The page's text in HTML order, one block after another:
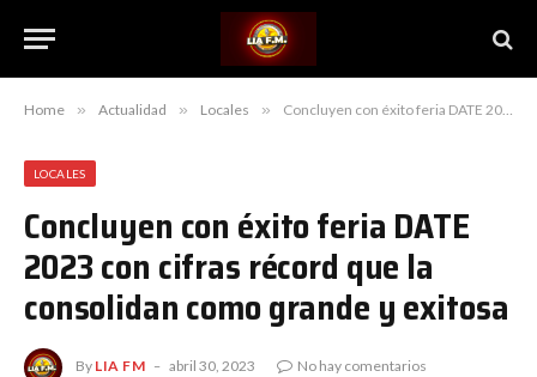
Home » Actualidad » Locales » Concluyen con éxito feria DATE 2023 con cifras récord que la consolidan como grande y exitosa
LOCALES
Concluyen con éxito feria DATE
2023 con cifras récord que la
consolidan como grande y exitosa
By LIA FM abril 30, 2023
No hay comentarios